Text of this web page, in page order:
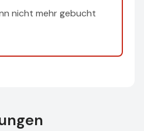
nicht mehr gebucht